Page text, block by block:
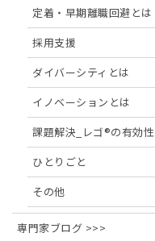
定着・早期離職回避とは
採用支援
ダイバーシティとは
イノベーションとは
課題解決_レゴ®の有効性
ひとりごと
その他
専門家ブログ >>>